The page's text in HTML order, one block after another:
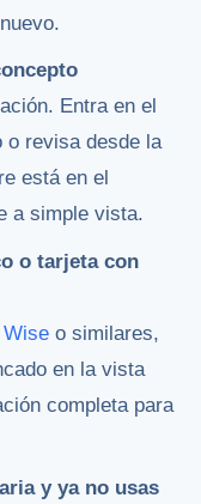
Entra en el
o revisa desde la
está en el
a simple vista.
o tarjeta con
Wise o similares,
en la vista
completa para
y ya no usas